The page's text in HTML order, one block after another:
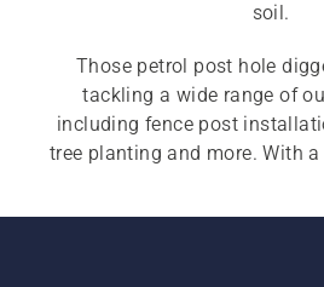
soil.
Those petrol post hole
tackling a wide range of
including fence post
tree planting and more. With
both for professional and